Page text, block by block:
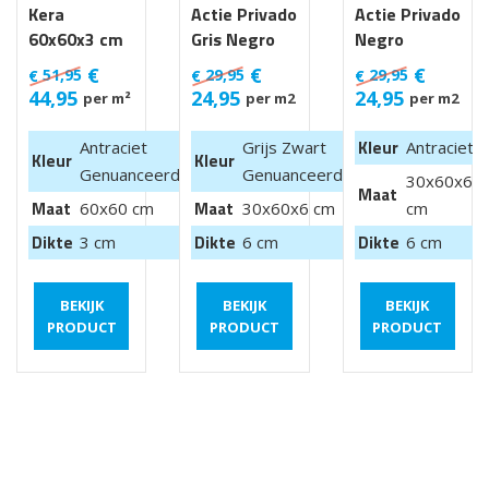
Kera
60x60x3 cm
Luik
€ 51,95 €
44,95 per m²
Kleur
Antraciet
Genuanceerd
Maat 60x60 cm
Dikte 3 cm
BEKIJK
PRODUCT
Actie Privado
Gris Negro
30x60x6 cm
€ 29,95 €
24,95 per m2
Kleur
Grijs Zwart
Genuanceerd
Maat 30x60x6 cm
Dikte 6 cm
BEKIJK
PRODUCT
Actie Privado
Negro
30x60x6 cm
€29,95 €
24,95 per m2
Kleur Antraciet
Maat
30x60x6
cm
Dikte 6 cm
BEKIJK
PRODUCT